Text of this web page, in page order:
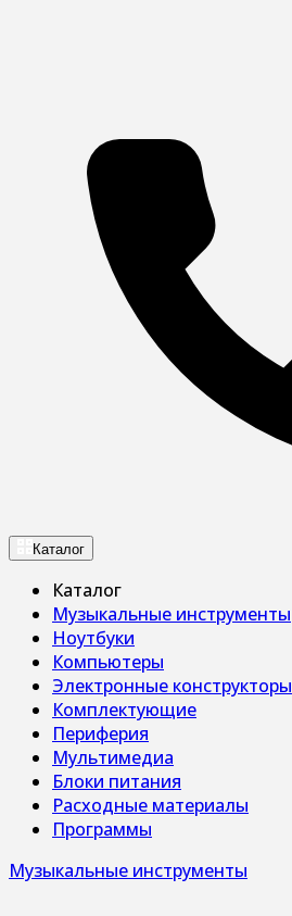
Каталог
Каталог
Музыкальные инструменты
Ноутбуки
Компьютеры
Электронные конструкторы
Комплектующие
Периферия
Мультимедиа
Блоки питания
Расходные материалы
Программы
Музыкальные инструменты